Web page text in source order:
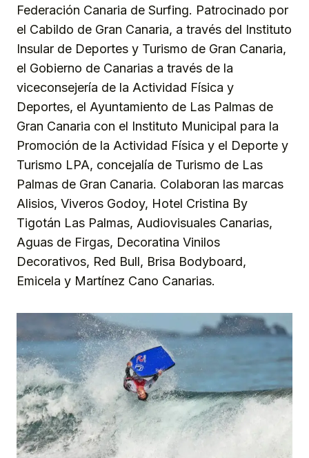
Federación Canaria de Surfing. Patrocinado por
el Cabildo de Gran Canaria, a través del Instituto
Insular de Deportes y Turismo de Gran Canaria,
el Gobierno de Canarias a través de la
viceconsejería de la Actividad Física y
Deportes, el Ayuntamiento de Las Palmas de
Gran Canaria con el Instituto Municipal para la
Promoción de la Actividad Física y el Deporte y
Turismo LPA, concejalía de Turismo de Las
Palmas de Gran Canaria. Colaboran las marcas
Alisios, Viveros Godoy, Hotel Cristina By
Tigotán Las Palmas, Audiovisuales Canarias,
Aguas de Firgas, Decoratina Vinilos
Decorativos, Red Bull, Brisa Bodyboard,
Emicela y Martínez Cano Canarias.